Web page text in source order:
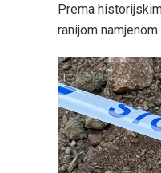
Prema
ranijom